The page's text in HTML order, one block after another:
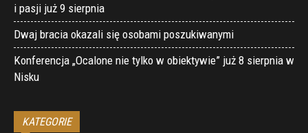
i pasji już 9 sierpnia
Dwaj bracia okazali się osobami poszukiwanymi
Konferencja „Ocalone nie tylko w obiektywie” już 8 sierpnia w
Nisku
KATEGORIE